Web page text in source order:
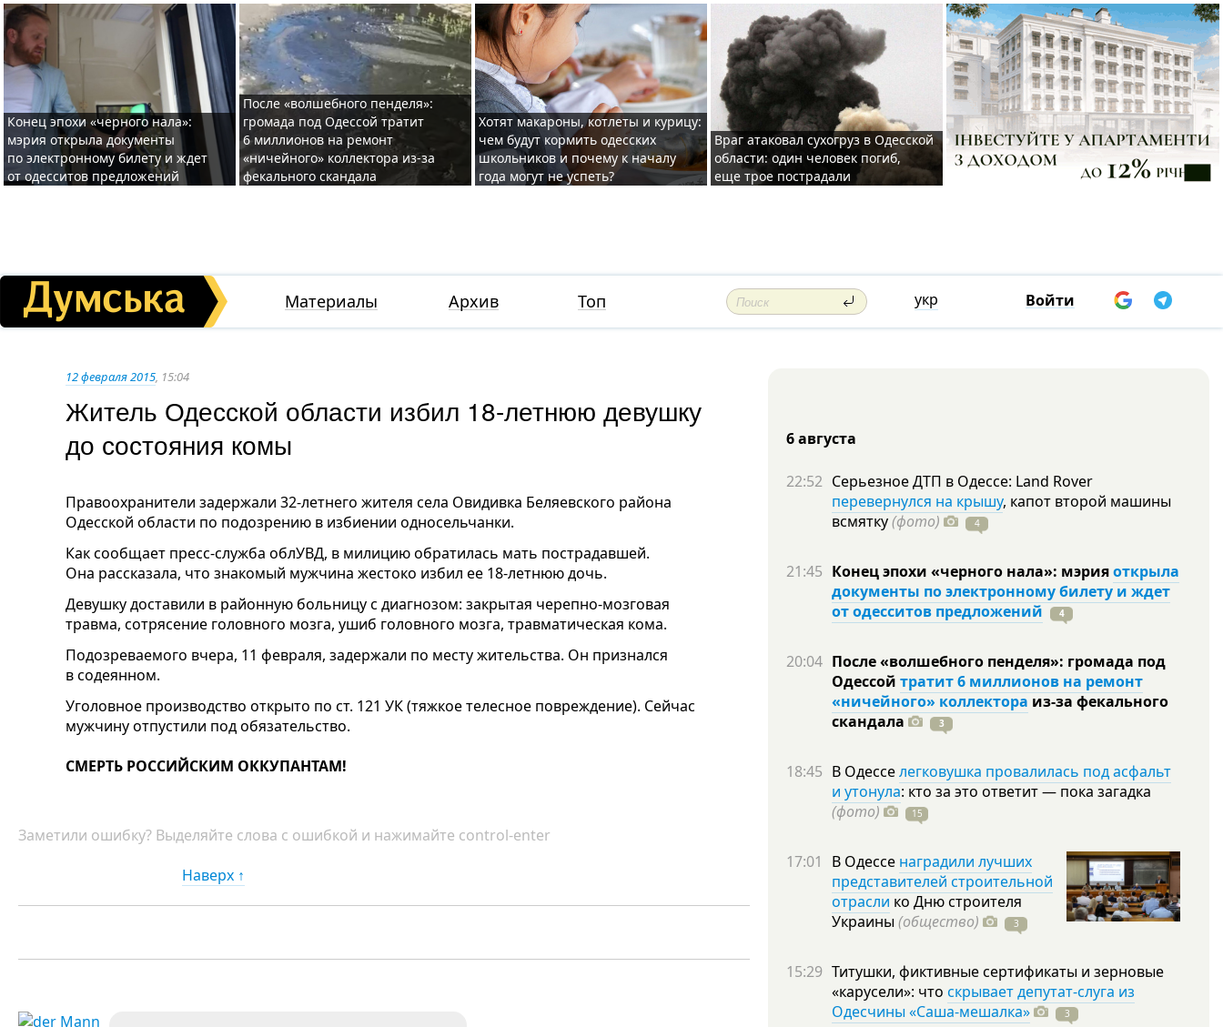
Конец эпохи «черного нала»:
мэрия открыла документы
по электронному билету и ждет
от одесситов предложений
После «волшебного пенделя»:
громада под Одессой тратит
6 миллионов на ремонт
«ничейного» коллектора из-за
фекального скандала
Хотят макароны, котлеты и курицу:
чем будут кормить одесских
школьников и почему к началу
года могут не успеть?
Враг атаковал сухогруз в Одесской
области: один человек погиб,
еще трое пострадали
Материалы Архив Топ укр Войти
12 февраля 2015, 15:04
Житель Одесской области избил 18-летнюю девушку
до состояния комы
Правоохранители задержали 32-летнего жителя села Овидивка Беляевского района
Одесской области по подозрению в избиении односельчанки.
Как сообщает пресс-служба облУВД, в милицию обратилась мать пострадавшей.
Она рассказала, что знакомый мужчина жестоко избил ее 18-летнюю дочь.
Девушку доставили в районную больницу с диагнозом: закрытая черепно-мозговая
травма, сотрясение головного мозга, ушиб головного мозга, травматическая кома.
Подозреваемого вчера, 11 февраля, задержали по месту жительства. Он признался
в содеянном.
Уголовное производство открыто по ст. 121 УК (тяжкое телесное повреждение). Сейчас
мужчину отпустили под обязательство.
СМЕРТЬ РОССИЙСКИМ ОККУПАНТАМ!
Заметили ошибку? Выделяйте слова с ошибкой и нажимайте control-enter
Наверх ↑
6 августа
22:52 Серьезное ДТП в Одессе: Land Rover
перевернулся на крышу, капот второй машины
всмятку(фото) 4
21:45 Конец эпохи «черного нала»: мэрияоткрыла
документы по электронному билету и ждет
от одесситов предложений
4
20:04 После «волшебного пенделя»: громада под
Одессой тратит 6 миллионов на ремонт
«ничейного» коллектора из-за фекального
скандала
3
18:45 В Одесселегковушка провалилась под асфальт
и утонула: кто за это ответит — пока загадка
(фото)
15
17:01 В Одессе наградили лучших
представителей строительной
отрасли ко Дню строителя
Украины (общество) 3
15:29 Титушки, фиктивные сертификаты и зерновые
«карусели»: что скрывает депутат-слуга из
Одесчины «Саша-мешалка»
3